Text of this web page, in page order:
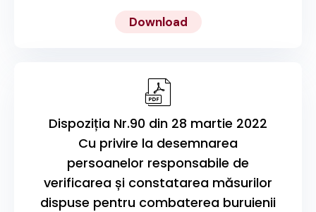
Download
Dispoziția Nr.90 din 28 martie 2022
Cu privire la desemnarea
persoanelor responsabile de
verificarea și constatarea măsurilor
dispuse pentru combaterea buruienii